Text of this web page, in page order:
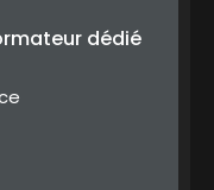
dédié